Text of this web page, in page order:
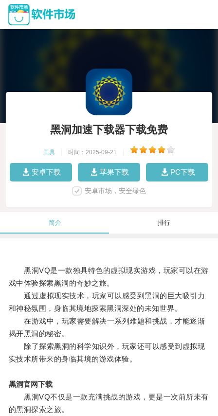
黑洞加速下载器下载免费
工具 时间：2025-09-21
安卓下载 苹果下载 PC下载
安卓市场，安全绿色
简介 排行
黑洞VQ是一款独具特色的虚拟现实游戏，玩家可以在游
戏中体验探索黑洞的奇妙之旅。
通过虚拟现实技术，玩家可以感受到黑洞的巨大吸引力
和神秘氛围，身临其境地探索黑洞深处的未知世界。
在游戏中，玩家需要解决一系列难题和挑战，才能逐渐
揭开黑洞的秘密。
除了探索黑洞的科学知识外，玩家还可以感受到虚拟现
实技术所带来的身临其境的游戏体验。
黑洞官网下载
黑洞VQ不仅是一款充满挑战的游戏，更是一次前所未有
的黑洞探索之旅。